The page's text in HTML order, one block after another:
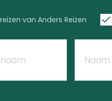
van Anders Reizen